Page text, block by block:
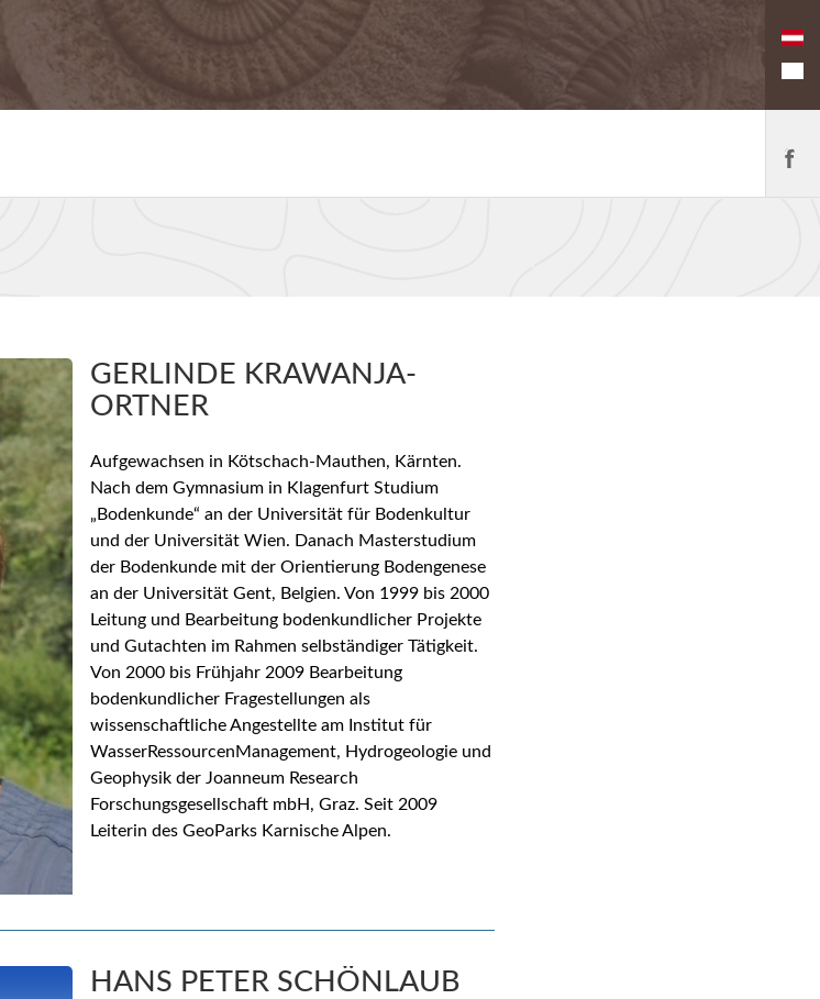
GERLINDE KRAWANJA-
ORTNER
Aufgewachsen in Kötschach-Mauthen, Kärnten.
Nach dem Gymnasium in Klagenfurt Studium
„Bodenkunde“ an der Universität für Bodenkultur
und der Universität Wien. Danach Masterstudium
der Bodenkunde mit der Orientierung Bodengenese
an der Universität Gent, Belgien. Von 1999 bis 2000
Leitung und Bearbeitung bodenkundlicher Projekte
und Gutachten im Rahmen selbständiger Tätigkeit.
Von 2000 bis Frühjahr 2009 Bearbeitung
bodenkundlicher Fragestellungen als
wissenschaftliche Angestellte am Institut für
WasserRessourcenManagement, Hydrogeologie und
Geophysik der Joanneum Research
Forschungsgesellschaft mbH, Graz. Seit 2009
Leiterin des GeoParks Karnische Alpen.
HANS PETER SCHÖNLAUB